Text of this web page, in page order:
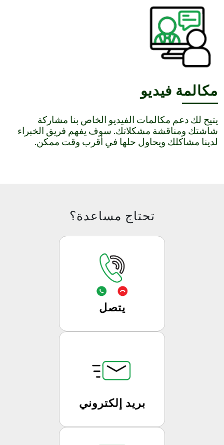
مكالمة فيديو
يتيح لك دعم مكالمات الفيديو الخاص بنا مشاركة
شاشتك ومناقشة مشكلاتك. سوف يفهم فريق الخبراء
لدينا مشاكلك ويحاول حلها في أقرب وقت ممكن.
تحتاج مساعدة؟
يتصل
بريد إلكتروني